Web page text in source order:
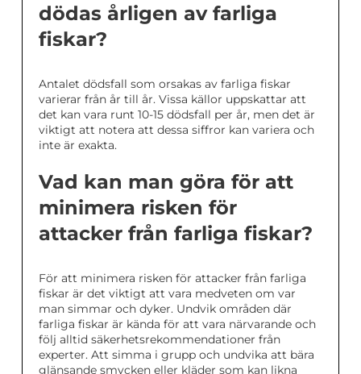
dödas årligen av farliga
fiskar?
Antalet dödsfall som orsakas av farliga fiskar
varierar från år till år. Vissa källor uppskattar att
det kan vara runt 10-15 dödsfall per år, men det är
viktigt att notera att dessa siffror kan variera och
inte är exakta.
Vad kan man göra för att
minimera risken för
attacker från farliga fiskar?
För att minimera risken för attacker från farliga
fiskar är det viktigt att vara medveten om var
man simmar och dyker. Undvik områden där
farliga fiskar är kända för att vara närvarande och
följ alltid säkerhetsrekommendationer från
experter. Att simma i grupp och undvika att bära
glänsande smycken eller kläder som kan likna